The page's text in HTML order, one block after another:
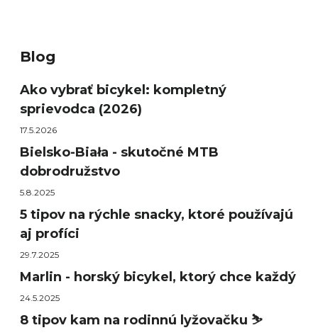
Blog
Ako vybrať bicykel: kompletný
sprievodca (2026)
17.5.2026
Bielsko-Biała - skutočné MTB
dobrodružstvo
5.8.2025
5 tipov na rýchle snacky, ktoré používajú
aj profíci
29.7.2025
Marlin - horský bicykel, ktorý chce každý
24.5.2025
8 tipov kam na rodinnú lyžovačku ⛷️